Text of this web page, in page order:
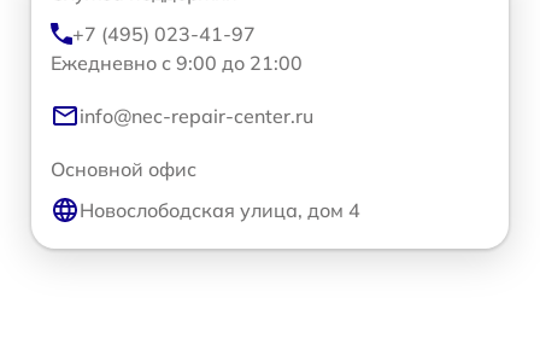
+7 (495) 023-41-97
Ежедневно с 9:00 до 21:00
info@nec-repair-center.ru
Основной офис
Новослободская улица, дом 4